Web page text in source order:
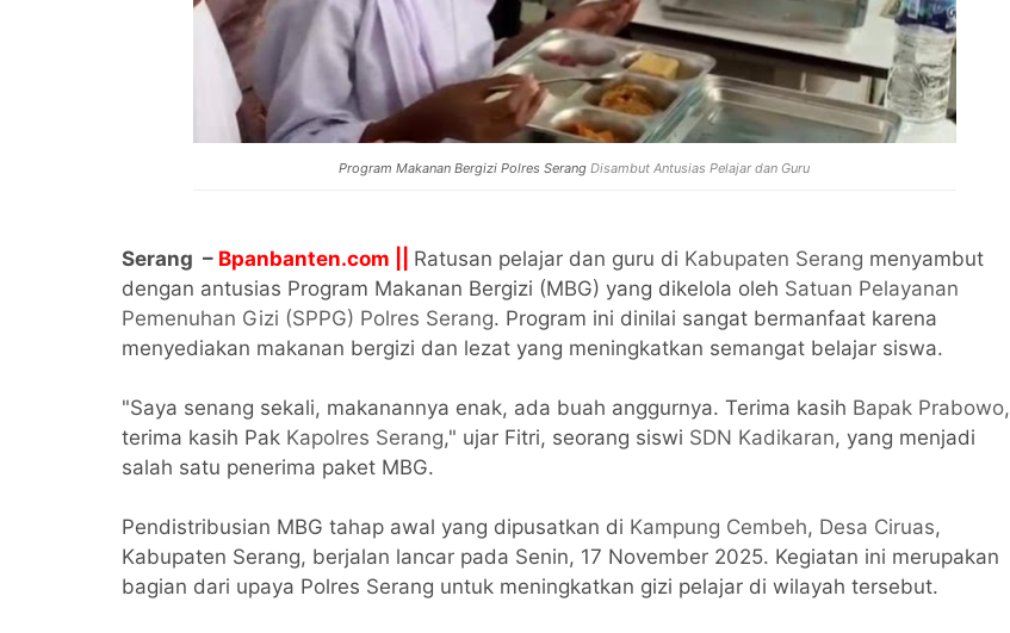
Program Makanan Bergizi Polres Serang Disambut Antusias Pelajar dan Guru
Serang – Bpanbanten.com || Ratusan pelajar dan guru di Kabupaten Serang menyambut
dengan antusias Program Makanan Bergizi (MBG) yang dikelola oleh Satuan Pelayanan
Pemenuhan Gizi (SPPG) Polres Serang. Program ini dinilai sangat bermanfaat karena
menyediakan makanan bergizi dan lezat yang meningkatkan semangat belajar siswa.
"Saya senang sekali, makanannya enak, ada buah anggurnya. Terima kasih Bapak Prabowo,
terima kasih Pak Kapolres Serang," ujar Fitri, seorang siswi SDN Kadikaran, yang menjadi
salah satu penerima paket MBG.
Pendistribusian MBG tahap awal yang dipusatkan di Kampung Cembeh, Desa Ciruas,
Kabupaten Serang, berjalan lancar pada Senin, 17 November 2025. Kegiatan ini merupakan
bagian dari upaya Polres Serang untuk meningkatkan gizi pelajar di wilayah tersebut.